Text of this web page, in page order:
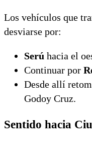
Los vehículos que
desviarse por:
Serú hacia el
Continuar por
Desde allí
Godoy Cruz.
Sentido hacia